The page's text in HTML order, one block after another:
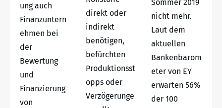
ung auch
Finanzuntern
ehmen bei
der
Bewertung
und
Finanzierung
von
direkt oder
indirekt
benötigen,
befürchten
Produktionsst
opps oder
Verzögerunge
Sommer 2019
nicht mehr.
Laut dem
aktuellen
Bankenbarom
eter von EY
erwarten 56%
der 100